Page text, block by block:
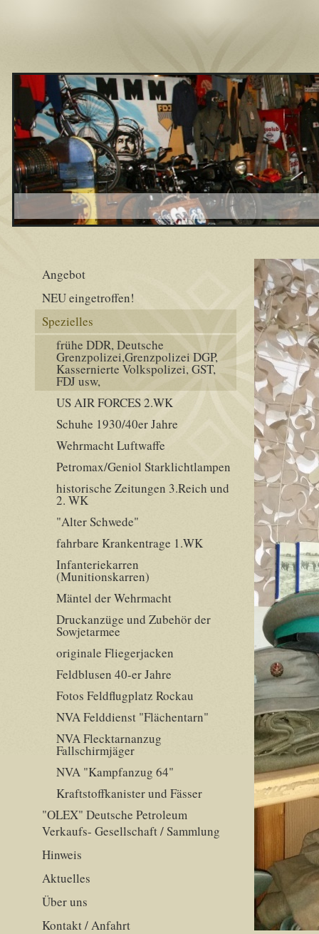
Angebot
NEU eingetroffen!
Spezielles
frühe DDR, Deutsche
Grenzpolizei,Grenzpolizei DGP,
Kassernierte Volkspolizei, GST,
FDJ usw,
US AIR FORCES 2.WK
Schuhe 1930/40er Jahre
Wehrmacht Luftwaffe
Petromax/Geniol Starklichtlampen
historische Zeitungen 3.Reich und
2. WK
"Alter Schwede"
fahrbare Krankentrage 1.WK
Infanteriekarren
(Munitionskarren)
Mäntel der Wehrmacht
Druckanzüge und Zubehör der
Sowjetarmee
originale Fliegerjacken
Feldblusen 40-er Jahre
Fotos Feldflugplatz Rockau
NVA Felddienst "Flächentarn"
NVA Flecktarnanzug
Fallschirmjäger
NVA "Kampfanzug 64"
Kraftstoffkanister und Fässer
"OLEX" Deutsche Petroleum
Verkaufs- Gesellschaft / Sammlung
Hinweis
Aktuelles
Über uns
Kontakt / Anfahrt